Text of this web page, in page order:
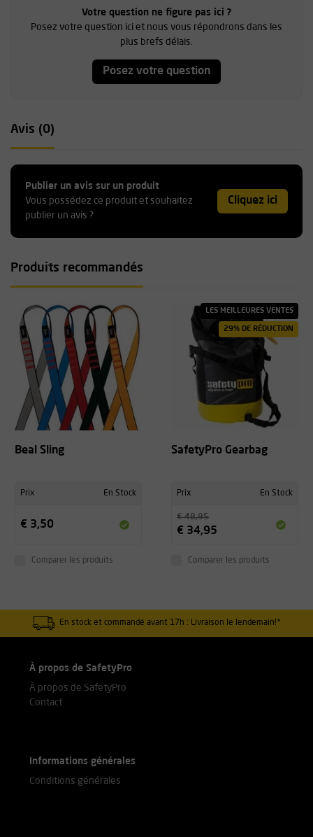
Votre question ne figure pas ici ?
Posez votre question ici et nous vous répondrons dans les
plus brefs délais.
Posez votre question
Avis (0)
Publier un avis sur un produit
Vous possédez ce produit et souhaitez
publier un avis ?
Cliquez ici
Produits recommandés
Beal Sling
Prix En Stock
€ 3,50
Comparer les produits
LES MEILLEURES VENTES
29% DE RÉDUCTION
SafetyPro Gearbag
Prix En Stock
€ 48,95
€ 34,95
Comparer les produits
En stock et commandé avant 17h : Livraison le lendemain!*
À propos de SafetyPro
À propos de SafetyPro
Contact
Informations générales
Conditions générales